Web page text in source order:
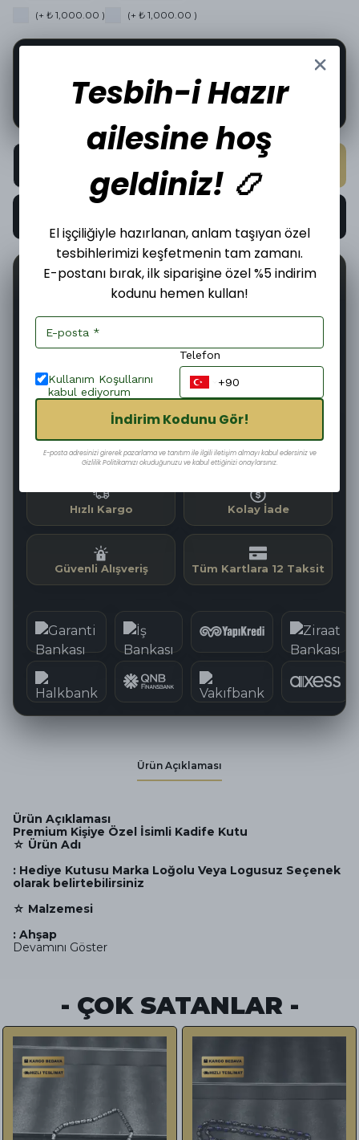
(+ ₺ 1,000.00 ) (+ ₺ 1,000.00 )
Bu ürün şu an1kişinin sepetinde!
📦 🤝 İncelediğiniz üründen bugün6 adet satıldı.
Şimdi
Sipariş ver
Bugün
Kargoya
Teslim edilir
Kargoya Teslim Edilmesine 05:07:23
Hızlı Kargo Kolay İade
Güvenli Alışveriş Tüm Kartlara 12 Taksit
Ürün Açıklaması
Ürün Açıklaması
Premium Kişiye Özel İsimli Kadife Kutu
☆ Ürün Adı
: Hediye Kutusu Marka Loğolu Veya Logusuz Seçenek
olarak belirtebilirsiniz
☆ Malzemesi
: Ahşap
Devamını Göster
- ÇOK SATANLAR -
Tesbih-i Hazır
ailesine hoş
geldiniz! 📿
El işçiliğiyle hazırlanan, anlam taşıyan özel
tesbihlerimizi keşfetmenin tam zamanı.
E-postanı bırak, ilk siparişine özel %5 indirim
kodunu hemen kullan!
Kullanım Koşullarını
kabul ediyorum
Telefon
İndirim Kodunu Gör!
E-posta adresinizi girerek pazarlama ve tanıtım ile ilgili iletişim almayı kabul edersiniz ve
Gizlilik Politikamızı okuduğunuzu ve kabul ettiğinizi onaylarsınız.